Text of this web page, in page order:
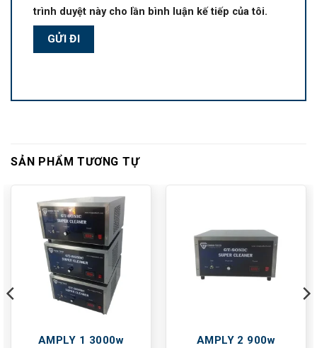
trình duyệt này cho lần bình luận kế tiếp của tôi.
SẢN PHẨM TƯƠNG TỰ
AMPLY 1 3000w AMPLY 2 900w